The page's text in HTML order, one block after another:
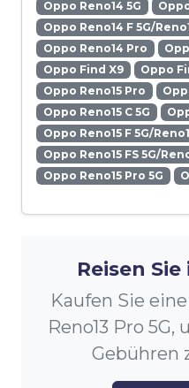
Oppo Reno14 5G
Oppo Reno14 F 5G/
Oppo Reno14 Pro
Oppo Find X9
Oppo
Oppo Reno15 Pro
Oppo Reno15 C 5G
Oppo Reno15 F 5G/
Oppo Reno15 FS 5G/
Oppo Reno15 Pro 5G
Reisen
Kaufen Sie
Reno13 Pro
Gebühren